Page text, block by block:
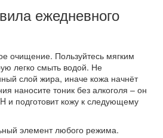
ежедневного
очищение. Пользуйтесь мягким
легко смыть водой. Не
слой жира, иначе кожа начнёт
наносите тоник без алкоголя – он
и подготовит кожу к следующему
элемент любого режима.